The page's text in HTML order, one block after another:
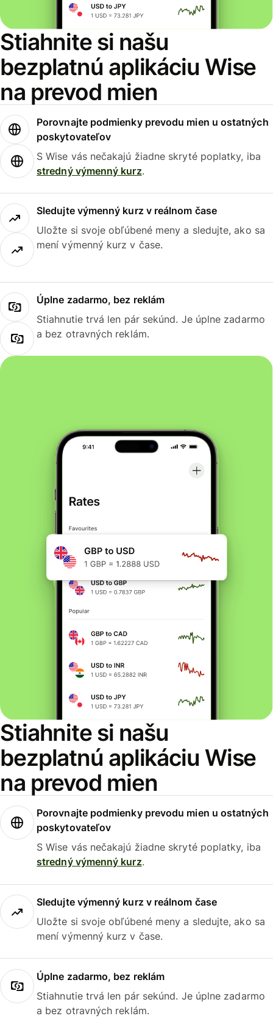
Stiahnite si našu
bezplatnú aplikáciu Wise
na prevod mien
Porovnajte podmienky prevodu mien u ostatných
poskytovateľov
S Wise vás nečakajú žiadne skryté poplatky, iba
stredný výmenný kurz.
Sledujte výmenný kurz v reálnom čase
Uložte si svoje obľúbené meny a sledujte, ako sa
mení výmenný kurz v čase.
Úplne zadarmo, bez reklám
Stiahnutie trvá len pár sekúnd. Je úplne zadarmo
a bez otravných reklám.
Stiahnite si našu
bezplatnú aplikáciu Wise
na prevod mien
Porovnajte podmienky prevodu mien u ostatných
poskytovateľov
S Wise vás nečakajú žiadne skryté poplatky, iba
stredný výmenný kurz.
Sledujte výmenný kurz v reálnom čase
Uložte si svoje obľúbené meny a sledujte, ako sa
mení výmenný kurz v čase.
Úplne zadarmo, bez reklám
Stiahnutie trvá len pár sekúnd. Je úplne zadarmo
a bez otravných reklám.